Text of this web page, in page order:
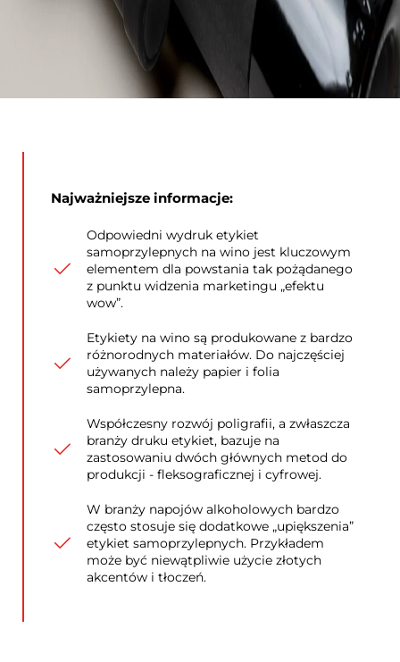
Najważniejsze informacje:
Odpowiedni wydruk etykiet
samoprzylepnych na wino jest kluczowym
elementem dla powstania tak pożądanego
z punktu widzenia marketingu „efektu
wow”.
Etykiety na wino są produkowane z bardzo
różnorodnych materiałów. Do najczęściej
używanych należy papier i folia
samoprzylepna.
Współczesny rozwój poligrafii, a zwłaszcza
branży druku etykiet, bazuje na
zastosowaniu dwóch głównych metod do
produkcji - fleksograficznej i cyfrowej.
W branży napojów alkoholowych bardzo
często stosuje się dodatkowe „upiększenia”
etykiet samoprzylepnych. Przykładem
może być niewątpliwie użycie złotych
akcentów i tłoczeń.